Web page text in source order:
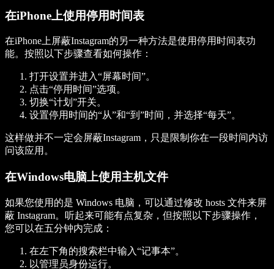
在iPhone上使用停用时间表
在iPhone上屏蔽Instagram的另一种方法是使用停用时间表功
能。按照以下步骤查看如何操作：
打开设置并进入“屏幕时间”。
点击“停用时间”选项。
切换“计划”开关。
设置停用时间的“从”和“到”时间，并选择“每天”。
这样做并不一定会屏蔽Instagram，只是限制你在一段时间内访
问该应用。
在Windows电脑上使用主机文件
如果您使用的是 Windows 电脑，可以通过修改 hosts 文件来屏
蔽 Instagram。听起来可能有点复杂，但按照以下步骤操作，
您可以在五分钟内完成：
在左下角的搜索栏中输入“记事本”。
以管理员身份运行。